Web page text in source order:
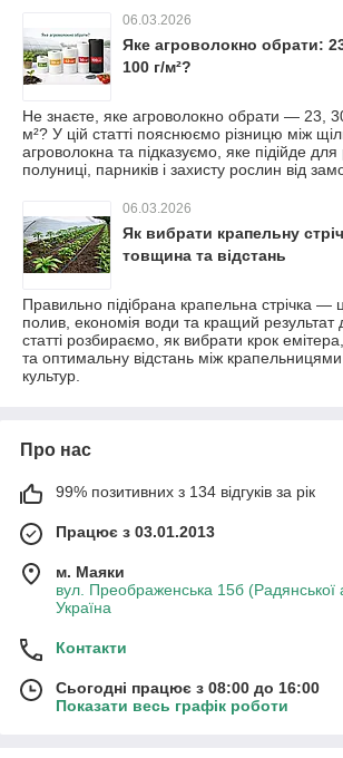
06.03.2026
Яке агроволокно обрати:
100 г/м²?
Не знаєте, яке агроволокно обрати — 23,
м²? У цій статті пояснюємо різницю між
агроволокна та підказуємо, яке підійде для
полуниці, парників і захисту рослин від
06.03.2026
Як вибрати крапельну
товщина та відстань
Правильно підібрана крапельна стрічка —
полив, економія води та кращий результат
статті розбираємо, як вибрати крок
та оптимальну відстань між
культур.
Про нас
99% позитивних з 134 відгуків за рік
Працює з 03.01.2013
м. Маяки
вул. Преображенська 15б (Радянської
Україна
Контакти
Сьогодні працює з 08:00 до 16:00
Показати весь графік роботи